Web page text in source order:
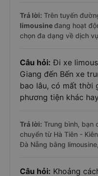
Trả lời: Trên tuyến
limousineđang hoạt
chọn đa dạng về dịch
Câu hỏi: Đi xe
Giang đến Bến xe
bao lâu, có mất thời
phương tiện khác
Trả lời: Trung bình, bạn
chuyển từ Hà Tiên -
Đà Nẵng bằng
Câu hỏi: Khoảng